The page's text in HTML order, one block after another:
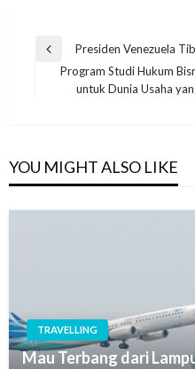
Navigasi
pos
Previous
Presiden Venezuela
Next
Program Studi Hukum
untuk Dunia Usaha
YOU MIGHT ALSO LIKE
TRAVELLING
Mau Terbang dari